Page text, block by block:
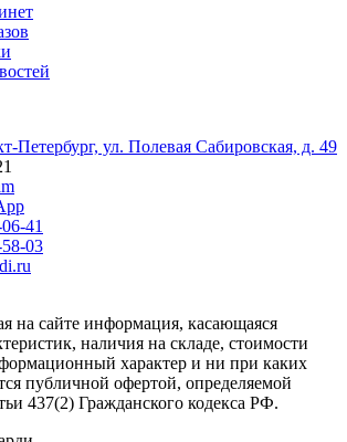
Петербург, ул. Полевая Сабировская, д. 49
41
03
на сайте информация, касающаяся
наличия на складе, стоимости
характер и ни при каких
публичной офертой, определяемой
437(2) Гражданского кодекса РФ.